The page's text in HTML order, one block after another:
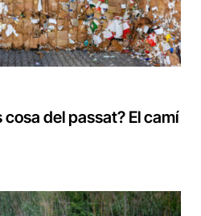
cosa del passat? El camí